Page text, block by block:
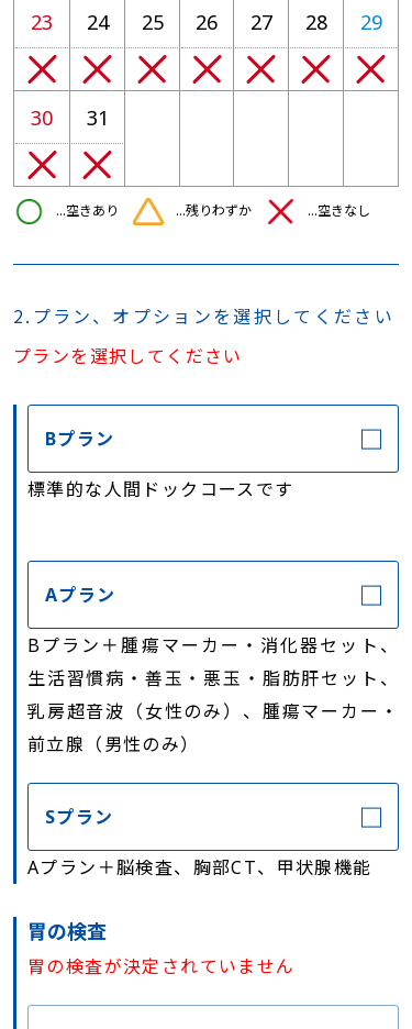
23 24 25 26 27 28 29
30 31
…空きあり …残りわずか …空きなし
2.プラン、オプションを選択してください
プランを選択してください
Bプラン
標準的な人間ドックコースです
Aプラン
Bプラン＋腫瘍マーカー・消化器セット、
生活習慣病・善玉・悪玉・脂肪肝セット、
乳房超音波（女性のみ）、腫瘍マーカー・
前立腺（男性のみ）
Sプラン
Aプラン＋脳検査、胸部CT、甲状腺機能
胃の検査
胃の検査が決定されていません